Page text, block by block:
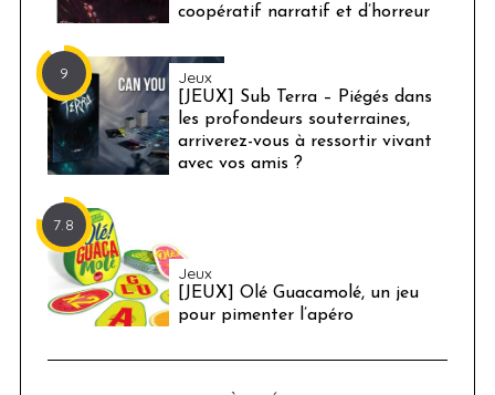
coopératif narratif et d’horreur
9 Jeux
[JEUX] Sub Terra – Piégés dans
les profondeurs souterraines,
arriverez-vous à ressortir vivant
avec vos amis ?
7.8
Jeux
[JEUX] Olé Guacamolé, un jeu
pour pimenter l’apéro